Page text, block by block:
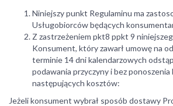
Niniejszy punkt Regulaminu ma
Usługobiorców będących
Z zastrzeżeniem pkt8 ppkt 9
Konsument, który zawarł umowę na
terminie 14 dni kalendarzowych
podawania przyczyny i bez
następujących kosztów:
Jeżeli konsument wybrał sposób dostawy